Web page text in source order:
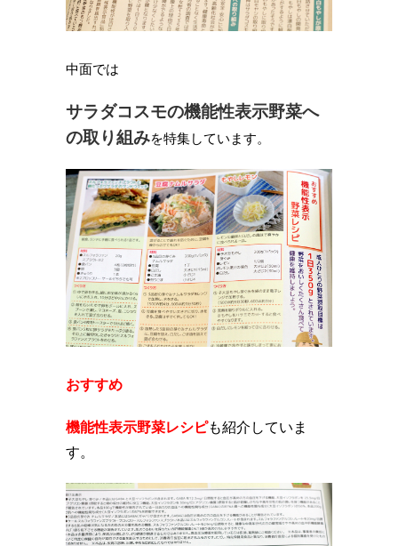
中面では
サラダコスモの機能性表示野菜へ
の取り組みを特集しています。
おすすめ
機能性表示野菜レシピも紹介していま
す。